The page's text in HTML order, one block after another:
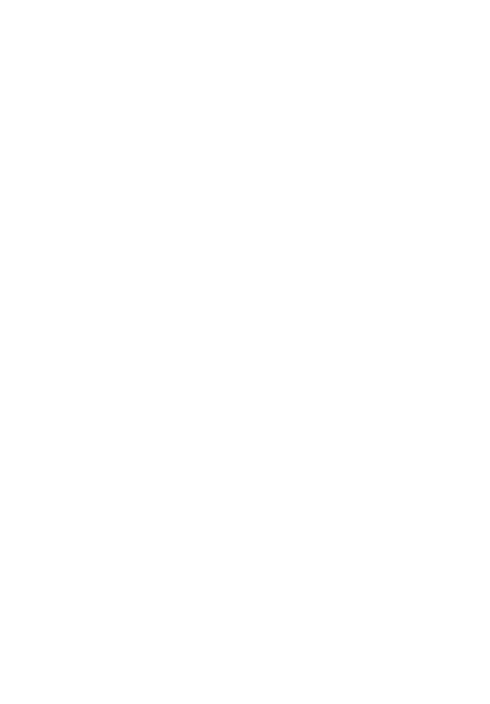
にご登録され
とをご了承くだ
はありません。
品に未対応品が
年1月12日よ
ない年数を意